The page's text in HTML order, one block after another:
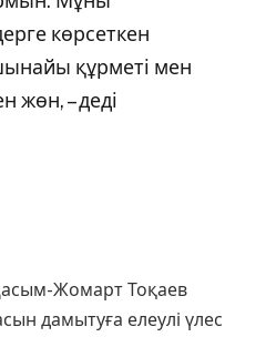
көрсеткен
құрметі мен
жөн, – деді
Жомарт Тоқаев
дамытуға елеулі үлес